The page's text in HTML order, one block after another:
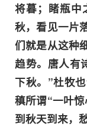
将暮；睹瓶中
秋，看见一片
们就是从这种
趋势。唐人有
下秋。”杜牧
稹所谓“一叶
到秋天到来，